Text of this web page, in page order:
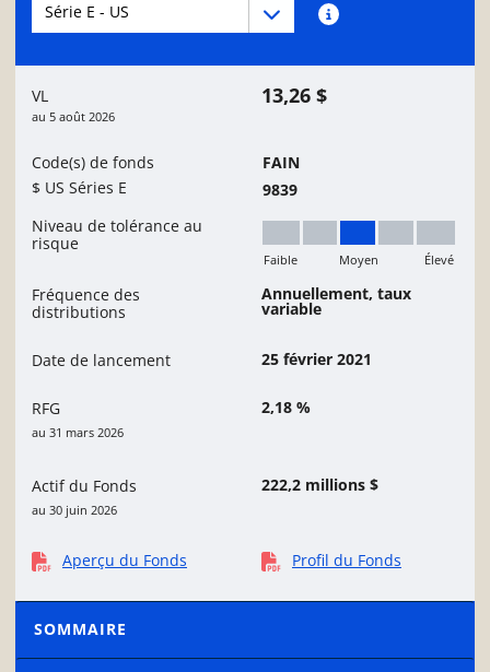
VL
au 5 août 2026
13,26 $
Code(s) de fonds
$ US Séries E
FAIN
9839
Niveau de tolérance au
risque
Moyen
Faible Moyen Élevé
Fréquence des
distributions
Annuellement, taux
variable
Date de lancement 25 février 2021
RFG
au 31 mars 2026
2,18 %
Actif du Fonds
au 30 juin 2026
222,2 millions $
Aperçu du Fonds Profil du Fonds
SOMMAIRE